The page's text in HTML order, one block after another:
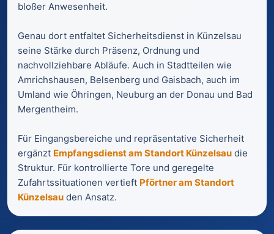
bloßer Anwesenheit.
Genau dort entfaltet Sicherheitsdienst in Künzelsau
seine Stärke durch Präsenz, Ordnung und
nachvollziehbare Abläufe. Auch in Stadtteilen wie
Amrichshausen, Belsenberg und Gaisbach, auch im
Umland wie Öhringen, Neuburg an der Donau und Bad
Mergentheim.
Für Eingangsbereiche und repräsentative Sicherheit
ergänzt Empfangsdienst am Standort Künzelsau die
Struktur. Für kontrollierte Tore und geregelte
Zufahrtssituationen vertieft Pförtner am Standort
Künzelsau den Ansatz.